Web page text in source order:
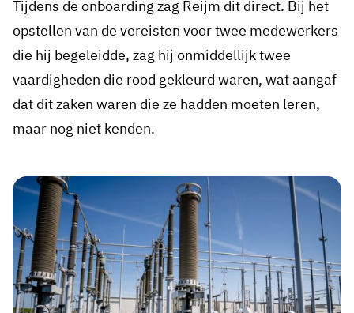
Tijdens de onboarding zag Reijm dit direct. Bij het
opstellen van de vereisten voor twee medewerkers
die hij begeleidde, zag hij onmiddellijk twee
vaardigheden die rood gekleurd waren, wat aangaf
dat dit zaken waren die ze hadden moeten leren,
maar nog niet kenden.